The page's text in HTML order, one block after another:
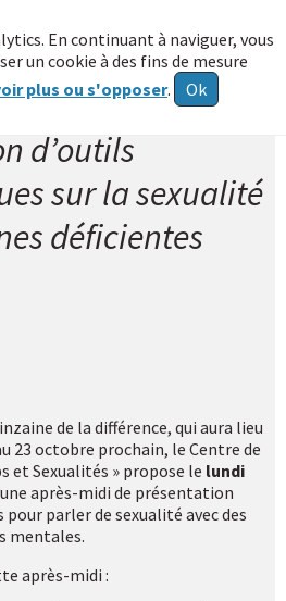
En continuant à naviguer, vous
un cookie à des fins de mesure
plus ou s'opposer. Ok
d’outils
sur la sexualité
déficientes
de la différence, qui aura lieu
23 octobre prochain, le Centre de
et Sexualités » propose le lundi
après-midi de présentation
pour parler de sexualité avec des
mentales.
après-midi :